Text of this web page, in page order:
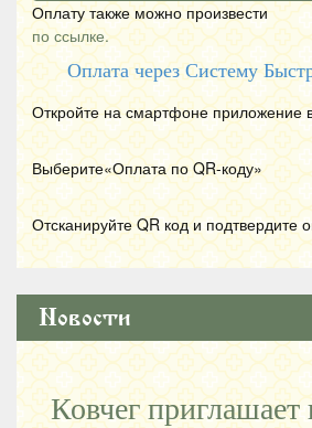
Оплату также можно произвести
по ссылке.
Оплата через Систему
Откройте на смартфоне приложение
Выберите«Оплата по QR-коду»
Отсканируйте QR код и подтвердите
Новости
Ковчег приглашает